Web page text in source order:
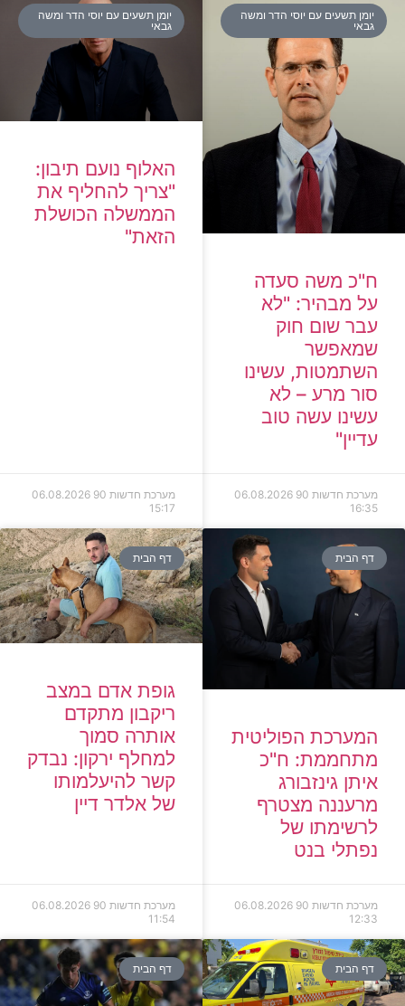
יומן תשעים עם יוסי הדר ומשה
גבאי
ח"כ משה סעדה
על מבהיר: "לא
עבר שום חוק
שמאפשר
השתמטות, עשינו
סור מרע – לא
עשינו עשה טוב
עדיין"
מערכת חדשות 90
06.08.2026
16:35
יומן תשעים עם יוסי הדר ומשה
גבאי
האלוף נועם תיבון:
"צריך להחליף את
הממשלה הכושלת
הזאת"
מערכת חדשות 90
06.08.2026
15:17
דף הבית
המערכת הפוליטית
מתחממת: ח"כ
איתן גינזבורג
מרעננה מצטרף
לרשימתו של
נפתלי בנט
מערכת חדשות 90
06.08.2026
12:33
דף הבית
גופת אדם במצב
ריקבון מתקדם
אותרה סמוך
למחלף ירקון: נבדק
קשר להיעלמותו
של אלדר דיין
מערכת חדשות 90
06.08.2026
11:54
דף הבית דף הבית